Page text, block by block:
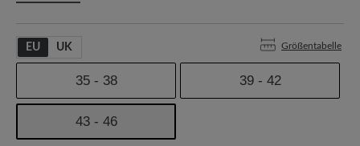
EU UK Größentabelle
35 - 38 39 - 42
43 - 46